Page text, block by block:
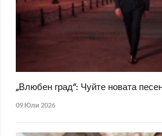
„Влюбен град“: Чуйте новата
09 Юли 2026